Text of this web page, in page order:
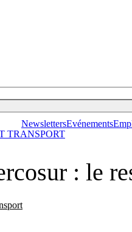
NewslettersEvénements
: le
TRANSPORT